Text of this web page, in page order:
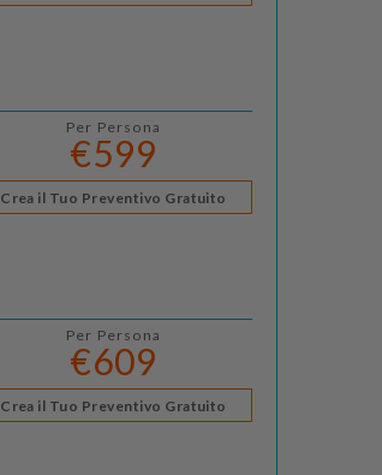
Per Persona
€599
Crea il Tuo Preventivo Gratuito
Per Persona
€609
Crea il Tuo Preventivo Gratuito